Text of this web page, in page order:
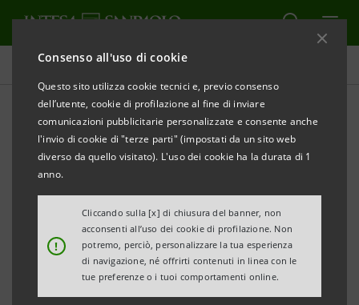
Consenso all'uso di cookie
Questo sito utilizza cookie tecnici e, previo consenso
dell’utente, cookie di profilazione al fine di inviare
comunicazioni pubblicitarie personalizzate e consente anche
l'invio di cookie di "terze parti" (impostati da un sito web
diverso da quello visitato). L'uso dei cookie ha la durata di 1
anno.
!
Cliccando sulla [x] di chiusura del banner, non
acconsenti all’uso dei cookie di profilazione. Non
potremo, perciò, personalizzare la tua esperienza
di navigazione, né offrirti contenuti in linea con le
tue preferenze o i tuoi comportamenti online.
Tutti i progetti
CULTURA
“Cronache d’acqua”: la crisi
climatica raccontata dalla
fotografia